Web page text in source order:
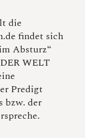
die
findet sich
Absturz“
WELT
Predigt
bzw. der